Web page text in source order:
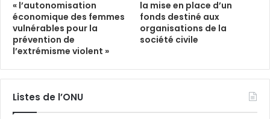
« l’autonomisation
économique des femmes
vulnérables pour la
prévention de
l’extrémisme violent »
la mise en place d’un
fonds destiné aux
organisations de la
société civile
Listes de l’ONU